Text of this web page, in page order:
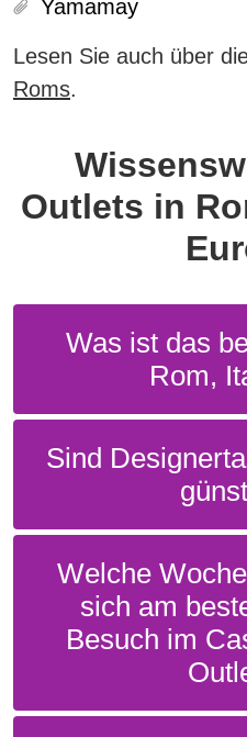
Yamamay
Lesen Sie auch über
Roms.
Outlets in
Was ist das
Rom,
Sind
Welche
sich am
Besuch im